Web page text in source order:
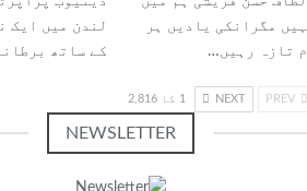
مگرانکی یادیں ہر
تازہ رہیں…
لندن میں ایک
کے ساتھ
PREV
NEXT 1 کا 2,816
NEWSLETTER